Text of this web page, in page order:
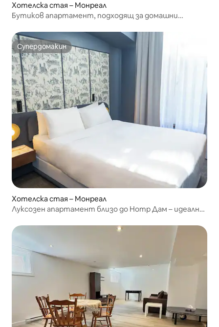
Хотелска стая – Монреал
Бутиков апартамент, подходящ за домашни
Супердомакин
Супердомакин
Хотелска стая – Монреал
Луксозен апартамент близо до Нотр Дам – идеално